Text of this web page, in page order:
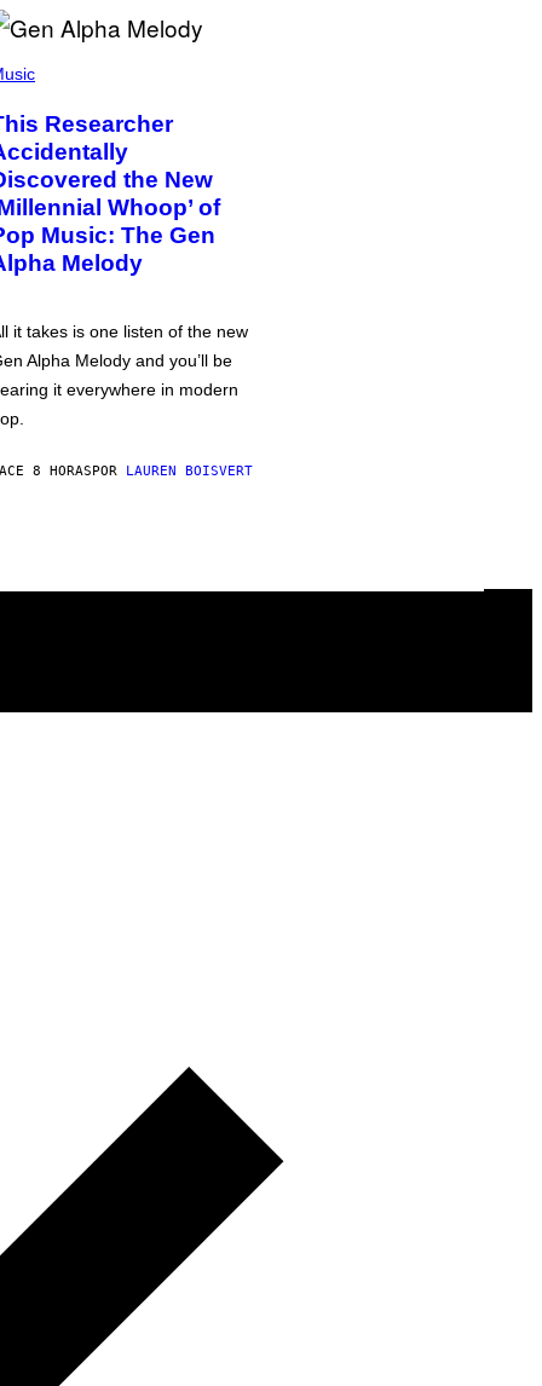
Researcher
the New
Whoop’ of
Music: The Gen
Melody
it takes is one listen of the new
Alpha Melody and you’ll be
it everywhere in modern
8 HORASPOR LAUREN BOISVERT